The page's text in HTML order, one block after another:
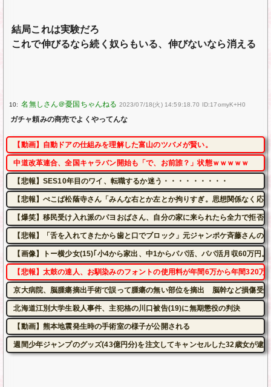
結局これは実験だろ
これで伸びるなら続く奴らもいる、伸びないなら消える
10: 2023/07/18(火) 14:59:18.70 ID:17omyK+H0
ガチャ頼みの商売でよくやってんな
【動画】自動ドアの仕組みを理解した富山のツバメが賢い。
中道改革連合、全国キャラバン開始も「で、お前誰？」状態ｗｗｗｗｗ
【悲報】SES10年目のワイ、転職するか迷う・・・・・・・・・
【悲報】ぺこぱ松蔭寺さん「みんな右とか左とか拘りすぎ。思想関係なく応
【爆笑】移民受け入れ派のパヨおばさん、自分の家に来られたら全力で拒否
【悲報】「舌を入れてきたから歯と口でブロック」元ジャンポケ斉藤さんの
【画像】トー横少女(15)｢小4から家出、中1からパパ活、パパ活月収60万円。
【悲報】太鼓の達人、お馴染みのフォントの使用料が年間6万から年間320万
京大病院、脳腫瘍摘出手術で誤って腫瘍の無い部位を摘出 脳幹など損傷受
北海道江別大学生殺人事件、主犯格の川口被告(19)に無期懲役の判決
【動画】熊本地震発生時の手術室の様子が公開される
週間少年ジャンプのグッズ(43億円分)を注文してキャンセルした32歳女が逮捕